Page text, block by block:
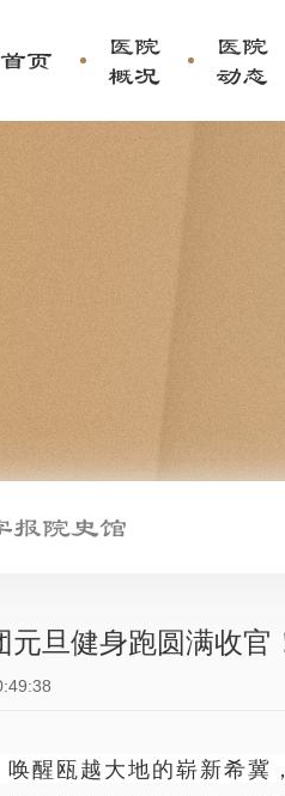
首页
医院
概况
医院
动态
报院史馆
旦健身跑圆满收官
醒瓯越大地的崭新希